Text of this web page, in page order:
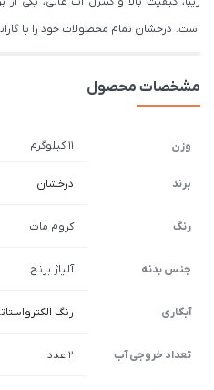
است. درخشان تمام محصولات خود را با گارانتی و ضمانت 5
مشخصات محصول
وزن 11 کیلوگرم
برند درخشان
رنگ کروم مات
جنس بدنه آلیاژ برنج
آبکاری رنگ
تعداد خروجی آب 2 عدد